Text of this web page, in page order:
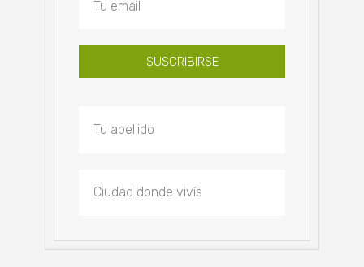
SUSCRIBIRSE